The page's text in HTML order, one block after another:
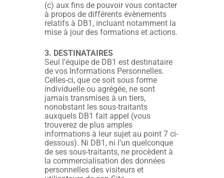
(c) aux fins de pouvoir vous contacter
à propos de différents évènements
relatifs à DB1, incluant notamment la
mise à jour des formations et actions.
3. DESTINATAIRES
Seul l’équipe de DB1 est destinataire
de vos Informations Personnelles.
Celles-ci, que ce soit sous forme
individuelle ou agrégée, ne sont
jamais transmises à un tiers,
nonobstant les sous-traitants
auxquels DB1 fait appel (vous
trouverez de plus amples
informations à leur sujet au point 7 ci-
dessous). Ni DB1, ni l’un quelconque
de ses sous-traitants, ne procèdent à
la commercialisation des données
personnelles des visiteurs et